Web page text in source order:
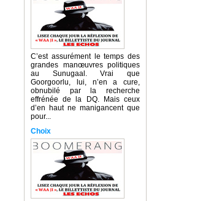
C’est assurément le temps des
grandes manœuvres politiques
au Sunugaal. Vrai que
Goorgoorlu, lui, n’en a cure,
obnubilé par la recherche
effrénée de la DQ. Mais ceux
d’en haut ne manigancent que
pour...
Choix